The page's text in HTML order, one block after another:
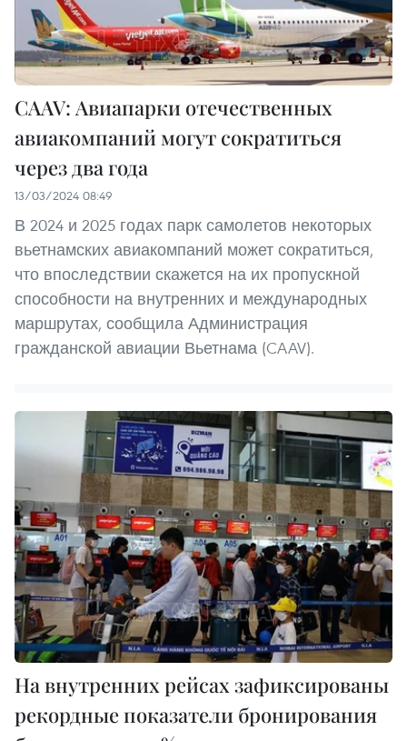
CAAV: Авиапарки отечественных
авиакомпаний могут сократиться
через два года
13/03/2024 08:49
В 2024 и 2025 годах парк самолетов некоторых
вьетнамских авиакомпаний может сократиться,
что впоследствии скажется на их пропускной
способности на внутренних и международных
маршрутах, сообщила Администрация
гражданской авиации Вьетнама (CAAV).
На внутренних рейсах зафиксированы
рекордные показатели бронирования